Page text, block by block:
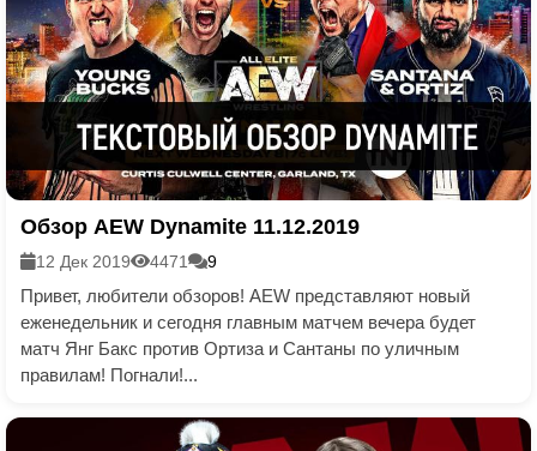
Обзор AEW Dynamite 11.12.2019
12 Дек 2019 4471 9
Привет, любители обзоров! AEW представляют новый
еженедельник и сегодня главным матчем вечера будет
матч Янг Бакс против Ортиза и Сантаны по уличным
правилам! Погнали!...